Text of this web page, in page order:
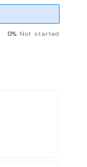
0% Not started